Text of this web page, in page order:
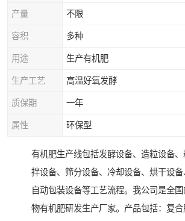
产量 不限
容积 多种
用途 生产有机肥
生产工艺 高温好氧发酵
质保期 一年
属性 环保型
有机肥生产线包括发酵设备、造粒设备
拌设备、筛分设备、冷却设备、烘干设备
自动包装设备等工艺流程。我公司是全
物有机肥研发生产厂家。产品包括：复合